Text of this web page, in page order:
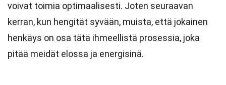
voivat toimia optimaalisesti. Joten seuraavan
kerran, kun hengität syvään, muista, että jokainen
henkäys on osa tätä ihmeellistä prosessia, joka
pitää meidät elossa ja energisinä.